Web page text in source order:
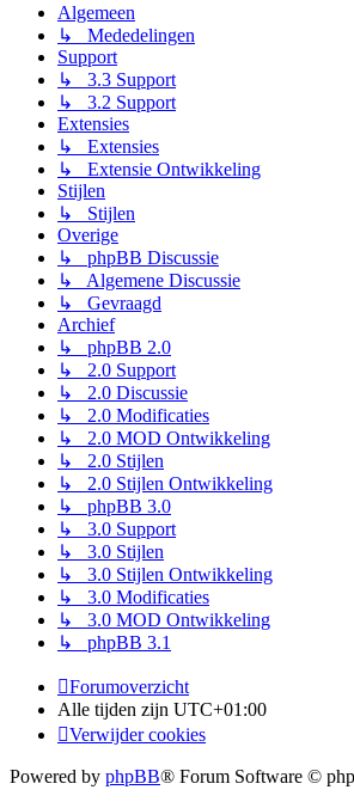
Algemeen
↳ Mededelingen
Support
↳ 3.3 Support
↳ 3.2 Support
Extensies
↳ Extensies
↳ Extensie Ontwikkeling
Stijlen
↳ Stijlen
Overige
↳ phpBB Discussie
↳ Algemene Discussie
↳ Gevraagd
Archief
↳ phpBB 2.0
↳ 2.0 Support
↳ 2.0 Discussie
↳ 2.0 Modificaties
↳ 2.0 MOD Ontwikkeling
↳ 2.0 Stijlen
↳ 2.0 Stijlen Ontwikkeling
↳ phpBB 3.0
↳ 3.0 Support
↳ 3.0 Stijlen
↳ 3.0 Stijlen Ontwikkeling
↳ 3.0 Modificaties
↳ 3.0 MOD Ontwikkeling
↳ phpBB 3.1
Forumoverzicht
Alle tijden zijn UTC+01:00
Verwijder cookies
Powered by phpBB® Forum Software ©